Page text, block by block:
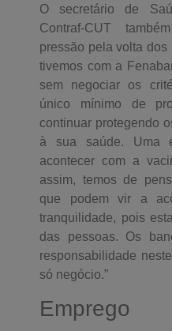
O secretário de
Contraf-CUT
pressão pela volta dos
tivemos com a
sem negociar os
único mínimo de
continuar protegendo
à sua saúde. Uma
acontecer com a
assim, temos de
que podem vir a
tranquilidade, pois
das pessoas. Os
responsabilidade
só negócio.”
Emprego